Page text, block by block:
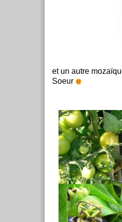
et un autre
Soeur